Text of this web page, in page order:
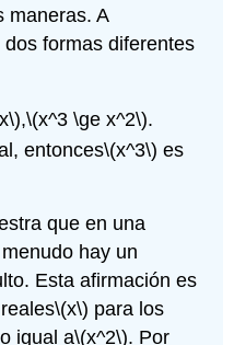
maneras. A
formas diferentes
,\(x^3 \ge x^2\).
entonces\(x^3\) es
que en una
hay un
Esta afirmación es
\(x\) para los
igual a\(x^2\). Por